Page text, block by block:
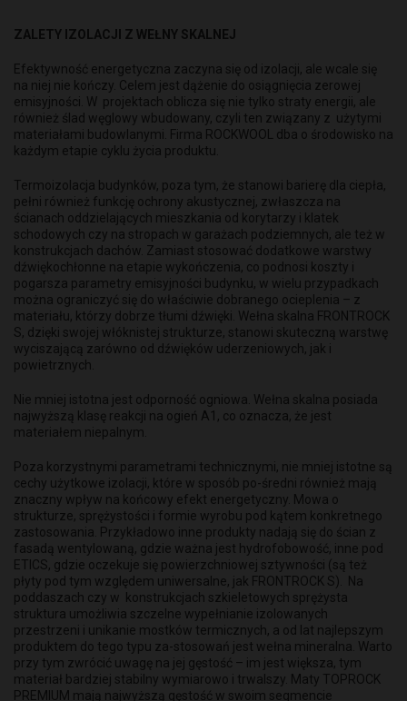
ZALETY IZOLACJI Z WEŁNY SKALNEJ
Efektywność energetyczna zaczyna się od izolacji, ale wcale się
na niej nie kończy. Celem jest dążenie do osiągnięcia zerowej
emisyjności. W projektach oblicza się nie tylko straty energii, ale
również ślad węglowy wbudowany, czyli ten związany z użytymi
materiałami budowlanymi. Firma ROCKWOOL dba o środowisko na
każdym etapie cyklu życia produktu.
Termoizolacja budynków, poza tym, że stanowi barierę dla ciepła,
pełni również funkcję ochrony akustycznej, zwłaszcza na
ścianach oddzielających mieszkania od korytarzy i klatek
schodowych czy na stropach w garażach podziemnych, ale też w
konstrukcjach dachów. Zamiast stosować dodatkowe warstwy
dźwiękochłonne na etapie wykończenia, co podnosi koszty i
pogarsza parametry emisyjności budynku, w wielu przypadkach
można ograniczyć się do właściwie dobranego ocieplenia – z
materiału, którzy dobrze tłumi dźwięki. Wełna skalna FRONTROCK
S, dzięki swojej włóknistej strukturze, stanowi skuteczną warstwę
wyciszającą zarówno od dźwięków uderzeniowych, jak i
powietrznych.
Nie mniej istotna jest odporność ogniowa. Wełna skalna posiada
najwyższą klasę reakcji na ogień A1, co oznacza, że jest
materiałem niepalnym.
Poza korzystnymi parametrami technicznymi, nie mniej istotne są
cechy użytkowe izolacji, które w sposób po-średni również mają
znaczny wpływ na końcowy efekt energetyczny. Mowa o
strukturze, sprężystości i formie wyrobu pod kątem konkretnego
zastosowania. Przykładowo inne produkty nadają się do ścian z
fasadą wentylowaną, gdzie ważna jest hydrofobowość, inne pod
ETICS, gdzie oczekuje się powierzchniowej sztywności (są też
płyty pod tym względem uniwersalne, jak FRONTROCK S). Na
poddaszach czy w konstrukcjach szkieletowych sprężysta
struktura umożliwia szczelne wypełnianie izolowanych
przestrzeni i unikanie mostków termicznych, a od lat najlepszym
produktem do tego typu za-stosowań jest wełna mineralna. Warto
przy tym zwrócić uwagę na jej gęstość – im jest większa, tym
materiał bardziej stabilny wymiarowo i trwalszy. Maty TOPROCK
PREMIUM mają najwyższą gęstość w swoim segmencie